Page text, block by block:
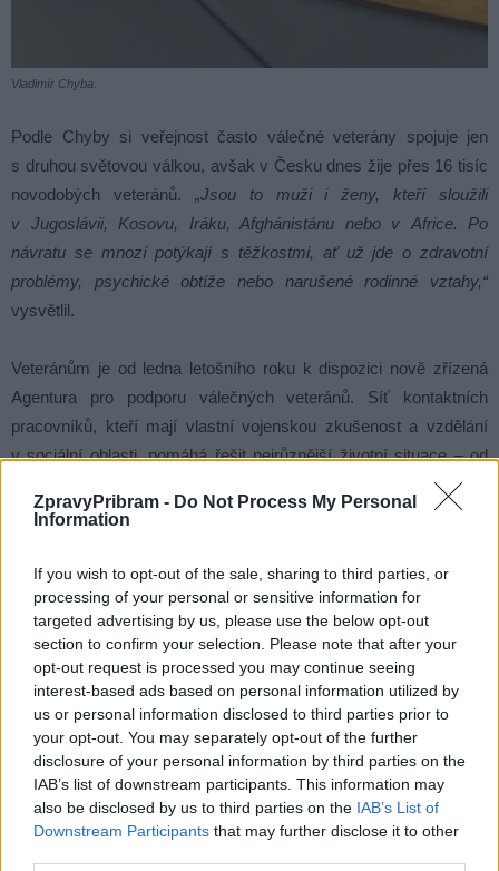
ZpravyPribram - Do Not Process My Personal
Information
If you wish to opt-out of the sale, sharing to third parties, or
processing of your personal or sensitive information for
targeted advertising by us, please use the below opt-out
section to confirm your selection. Please note that after your
opt-out request is processed you may continue seeing
interest-based ads based on personal information utilized by
us or personal information disclosed to third parties prior to
your opt-out. You may separately opt-out of the further
disclosure of your personal information by third parties on the
IAB’s list of downstream participants. This information may
also be disclosed by us to third parties on the IAB’s List of
Downstream Participants that may further disclose it to other
Vladimír Chyba.
Podle Chyby si veřejnost často válečné veterány spojuje jen
s druhou světovou válkou, avšak v Česku dnes žije přes 16 tisíc
novodobých veteránů. „Jsou to muži i ženy, kteří sloužili
v Jugoslávii, Kosovu, Iráku, Afghánistánu nebo v Africe. Po
návratu se mnozí potýkají s těžkostmi, ať už jde o zdravotní
problémy, psychické obtíže nebo narušené rodinné vztahy,“
vysvětlil.
Veteránům je od ledna letošního roku k dispozici nově zřízená
Agentura pro podporu válečných veteránů. Síť kontaktních
pracovníků, kteří mají vlastní vojenskou zkušenost a vzdělání
v sociální oblasti, pomáhá řešit nejrůznější životní situace – od
i jejich rodinám konkrétní pomoc. Ukazujeme jim, že na své
problémy nejsou sami,“doplnil Chyba.
Organizátoři Brdského stromsázení věří, že účast veřejnosti
pomůže nejen k obnově brdské krajiny, ale i k většímu
porozumění a úctě k lidem, kteří sloužili v zahraničních misích.